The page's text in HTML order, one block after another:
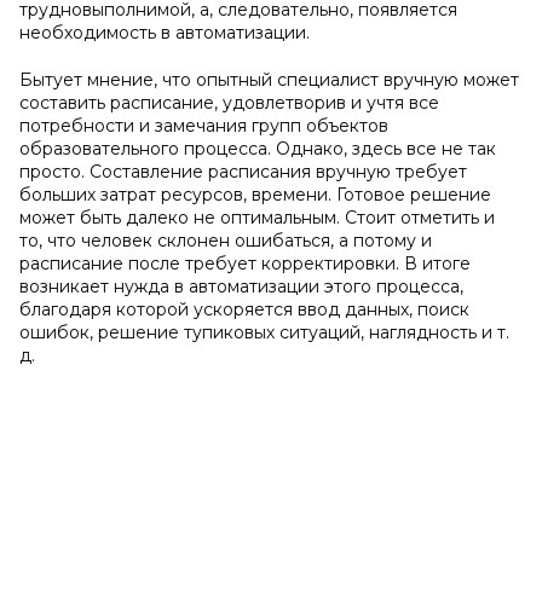
трудновыполнимой, а, следовательно, появляется
необходимость в автоматизации.
Бытует мнение, что опытный специалист вручную может
составить расписание, удовлетворив и учтя все
потребности и замечания групп объектов
образовательного процесса. Однако, здесь все не так
просто. Составление расписания вручную требует
больших затрат ресурсов, времени. Готовое решение
может быть далеко не оптимальным. Стоит отметить и
то, что человек склонен ошибаться, а потому и
расписание после требует корректировки. В итоге
возникает нужда в автоматизации этого процесса,
благодаря которой ускоряется ввод данных, поиск
ошибок, решение тупиковых ситуаций, наглядность и т.
д.